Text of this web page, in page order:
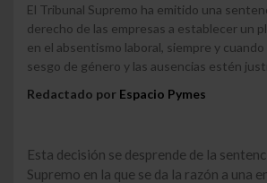
El Tribunal Supremo ha emitido una
derecho de las empresas a establecer un
en el absentismo laboral, siempre y
sesgo de género y las ausencias estén
Redactado por Espacio Pymes
Esta decisión se desprende de la
Supremo en la que se da la razón a una